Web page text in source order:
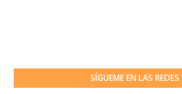
SÍGUEME EN LAS REDES